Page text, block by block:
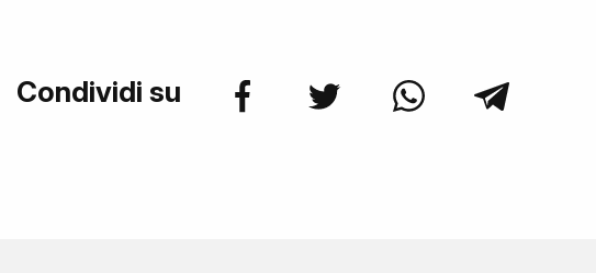
Condividi su